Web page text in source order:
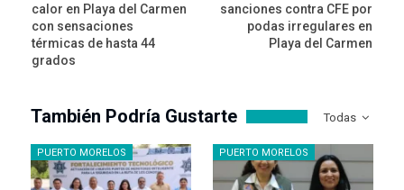
calor en Playa del Carmen
con sensaciones
térmicas de hasta 44
grados
sanciones contra CFE por
podas irregulares en
Playa del Carmen
Todas
También Podría Gustarte
PUERTO MORELOS PUERTO MORELOS